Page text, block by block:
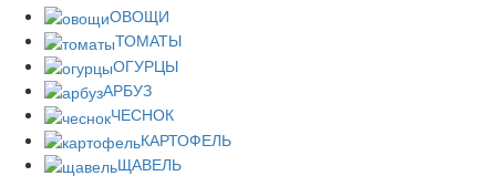
ОВОЩИ
ТОМАТЫ
ОГУРЦЫ
АРБУЗ
ЧЕСНОК
КАРТОФЕЛЬ
ЩАВЕЛЬ